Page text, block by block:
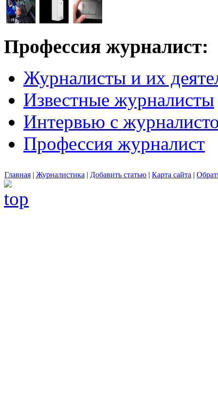
Профессия журналист:
Журналисты и их
Известные журналисты
Интервью с
Профессия журналист
Главная | Журналистика | Добавить статью | Карта сайта |